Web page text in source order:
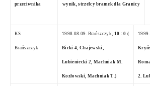
przeciwnika wynik, strzelcy bramek dla Granicy
KS
Brańszczyk
1998.08.09. Brańszczyk, 10 : 0 (
Bicki 4, Chajewski,
Lubieniecki 2, Machniak M.
Kozłowski, Machniak T .) 2.